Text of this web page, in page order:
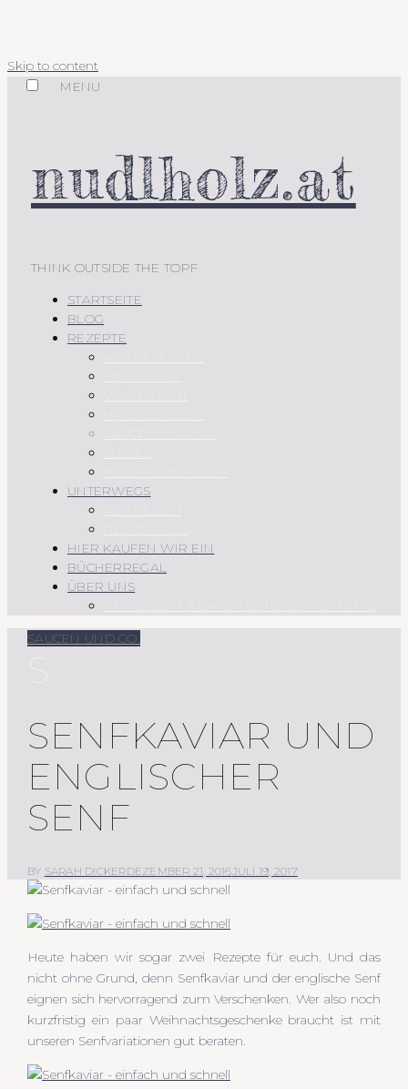
Skip to content
MENU
nudlholz.at
THINK OUTSIDE THE TOPF
STARTSEITE
BLOG
REZEPTE
UNTERWEGS
HIER KAUFEN WIR EIN
BÜCHERREGAL
ÜBER UNS
SAUCEN UND CO.
SENFKAVIAR UND
ENGLISCHER
SENF
BY SARAH DICKERDEZEMBER 21, 2016JULI 19, 2017
Heute haben wir sogar zwei Rezepte für euch. Und das
nicht ohne Grund, denn Senfkaviar und der englische Senf
eignen sich hervorragend zum Verschenken. Wer also noch
kurzfristig ein paar Weihnachtsgeschenke braucht ist mit
unseren Senfvariationen gut beraten.